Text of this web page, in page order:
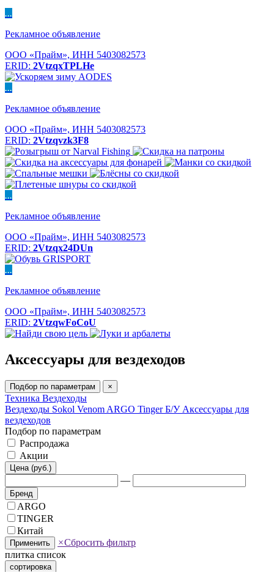
...
Рекламное объявление
ООО «Прайм», ИНН 5403082573
ERID: 2VtzqxTPLHe
...
Рекламное объявление
ООО «Прайм», ИНН 5403082573
ERID: 2Vtzqvzk3F8
...
Рекламное объявление
ООО «Прайм», ИНН 5403082573
ERID: 2Vtzqx24DUn
...
Рекламное объявление
ООО «Прайм», ИНН 5403082573
ERID: 2VtzqwFoCoU
Аксессуары для вездеходов
Подбор по параметрам ×
Техника Вездеходы
Вездеходы Sokol Venom ARGO TingerБ/У Аксессуары для
вездеходов
Подбор по параметрам
Распродажа
Акции
Цена (руб.)
—
Бренд
ARGO
TINGER
Китай
Применить ×Сбросить фильтр
плитка список
сортировка